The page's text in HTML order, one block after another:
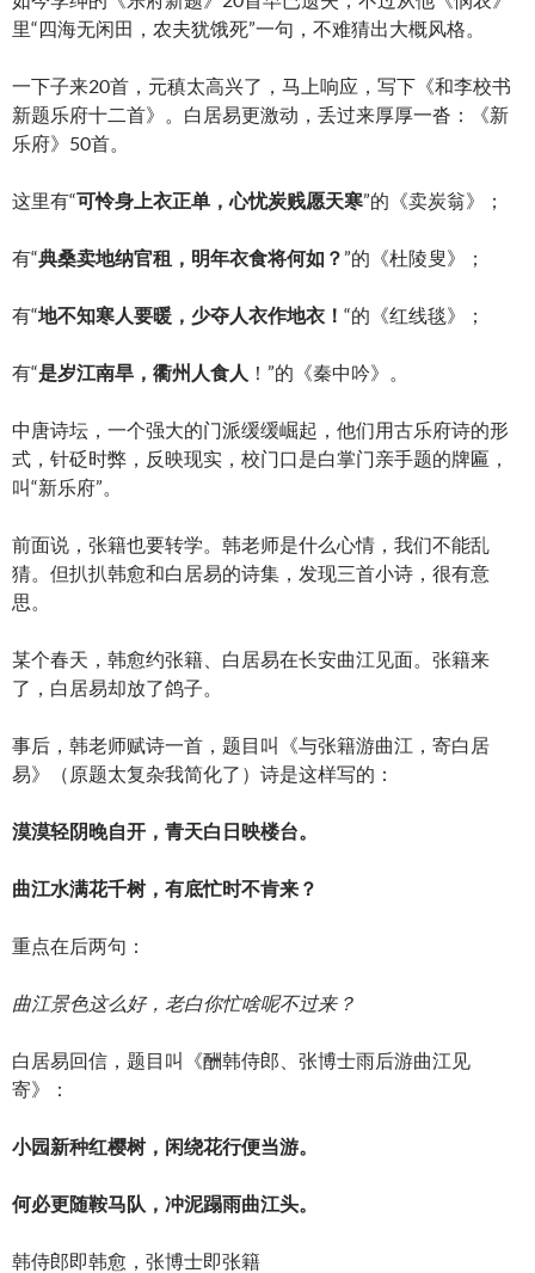
里“四海无闲田，农夫犹饿死”一句，不难猜出大概风格。
一下子来20首，元稹太高兴了，马上响应，写下《和李校书
新题乐府十二首》。白居易更激动，丢过来厚厚一沓：《新
乐府》50首。
这里有“可怜身上衣正单，心忧炭贱愿天寒”的《卖炭翁》；
有“典桑卖地纳官租，明年衣食将何如？”的《杜陵叟》；
有“地不知寒人要暖，少夺人衣作地衣！ “的《红线毯》；
有“是岁江南旱，衢州人食人 ！”的《秦中吟》。
中唐诗坛，一个强大的门派缓缓崛起，他们用古乐府诗的形
式，针砭时弊，反映现实，校门口是白掌门亲手题的牌匾，
叫“新乐府”。
前面说，张籍也要转学。韩老师是什么心情，我们不能乱
猜。但扒扒韩愈和白居易的诗集，发现三首小诗，很有意
思。
某个春天，韩愈约张籍、白居易在长安曲江见面。张籍来
了，白居易却放了鸽子。
事后，韩老师赋诗一首，题目叫《与张籍游曲江，寄白居
易》（原题太复杂我简化了）诗是这样写的：
漠漠轻阴晚自开，青天白日映楼台。
曲江水满花千树，有底忙时不肯来？
重点在后两句：
曲江景色这么好，老白你忙啥呢不过来？
白居易回信，题目叫《酬韩侍郎、张博士雨后游曲江见
寄》：
小园新种红樱树，闲绕花行便当游。
何必更随鞍马队，冲泥蹋雨曲江头。
韩侍郎即韩愈，张博士即张籍